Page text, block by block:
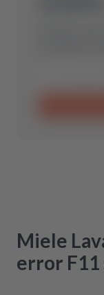
Miele
error F11